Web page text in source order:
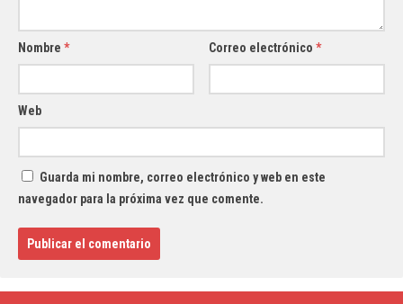
Nombre * Correo electrónico*
Web
Guarda mi nombre, correo electrónico y web en este
navegador para la próxima vez que comente.